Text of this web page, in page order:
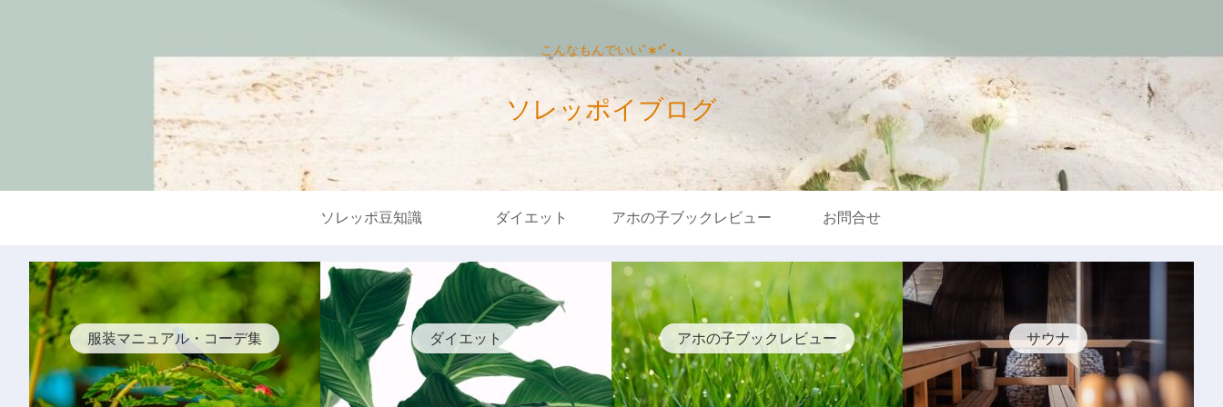
こんなもんでいい˚∗*ﾟ⋆｡
ソレッポイブログ
ソレッポ豆知識 ダイエット アホの子ブックレビュー お問合せ
服装マニュアル・コーデ集 ダイエット アホの子ブックレビュー サウナ